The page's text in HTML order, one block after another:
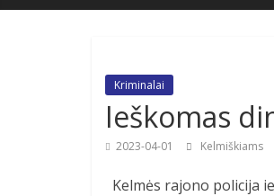
Kriminalai
Ieškomas
2023-04-01 Kelmiškiams
Kelmės rajono policija